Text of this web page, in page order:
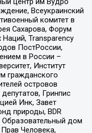
Всеукраинский
комитет в
Сахарова, Форум
Transparеncy
ПостРоссии,
в России –
Институт
гражданского
островов
Гринпис
Инк, Завет
природы, BDR
Образовательный дом
Человека,